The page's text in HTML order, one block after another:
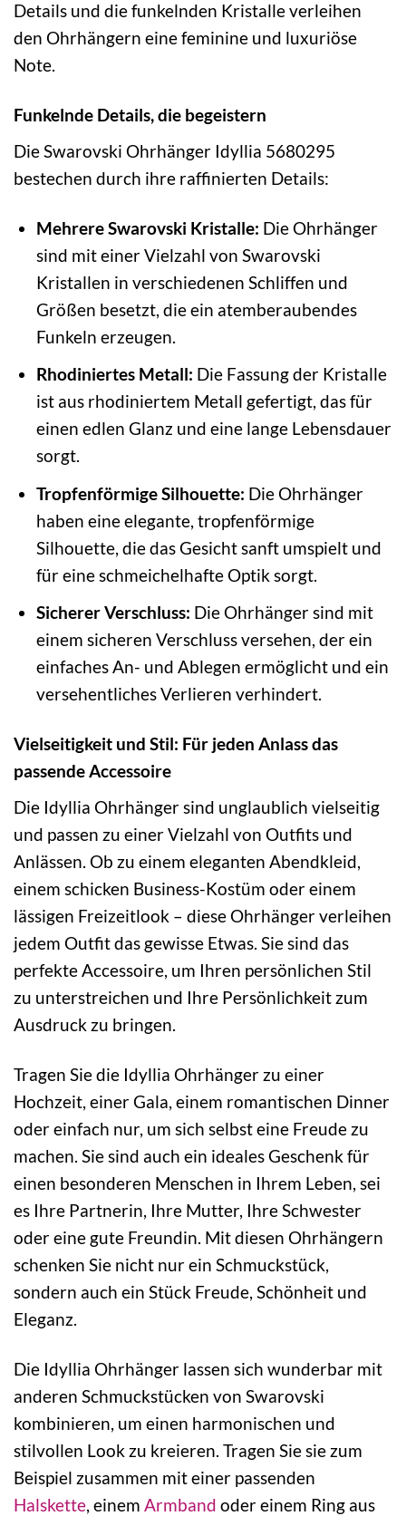
Details und die funkelnden Kristalle verleihen
den Ohrhängern eine feminine und luxuriöse
Note.
Funkelnde Details, die begeistern
Die Swarovski Ohrhänger Idyllia 5680295
bestechen durch ihre raffinierten Details:
Mehrere Swarovski Kristalle: Die Ohrhänger
sind mit einer Vielzahl von Swarovski
Kristallen in verschiedenen Schliffen und
Größen besetzt, die ein atemberaubendes
Funkeln erzeugen.
Rhodiniertes Metall: Die Fassung der Kristalle
ist aus rhodiniertem Metall gefertigt, das für
einen edlen Glanz und eine lange Lebensdauer
sorgt.
Tropfenförmige Silhouette: Die Ohrhänger
haben eine elegante, tropfenförmige
Silhouette, die das Gesicht sanft umspielt und
für eine schmeichelhafte Optik sorgt.
Sicherer Verschluss: Die Ohrhänger sind mit
einem sicheren Verschluss versehen, der ein
einfaches An- und Ablegen ermöglicht und ein
versehentliches Verlieren verhindert.
Vielseitigkeit und Stil: Für jeden Anlass das
passende Accessoire
Die Idyllia Ohrhänger sind unglaublich vielseitig
und passen zu einer Vielzahl von Outfits und
Anlässen. Ob zu einem eleganten Abendkleid,
einem schicken Business-Kostüm oder einem
lässigen Freizeitlook – diese Ohrhänger verleihen
jedem Outfit das gewisse Etwas. Sie sind das
perfekte Accessoire, um Ihren persönlichen Stil
zu unterstreichen und Ihre Persönlichkeit zum
Ausdruck zu bringen.
Tragen Sie die Idyllia Ohrhänger zu einer
Hochzeit, einer Gala, einem romantischen Dinner
oder einfach nur, um sich selbst eine Freude zu
machen. Sie sind auch ein ideales Geschenk für
einen besonderen Menschen in Ihrem Leben, sei
es Ihre Partnerin, Ihre Mutter, Ihre Schwester
oder eine gute Freundin. Mit diesen Ohrhängern
schenken Sie nicht nur ein Schmuckstück,
sondern auch ein Stück Freude, Schönheit und
Eleganz.
Die Idyllia Ohrhänger lassen sich wunderbar mit
anderen Schmuckstücken von Swarovski
kombinieren, um einen harmonischen und
stilvollen Look zu kreieren. Tragen Sie sie zum
Beispiel zusammen mit einer passenden
Halskette, einem Armband oder einem Ring aus